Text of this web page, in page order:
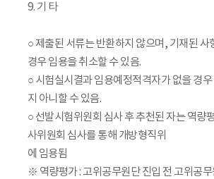
9. 기 타
○ 제출된 서류는 반환하지 않으며, 기재된 사
경우 임용을 취소할 수 있음.
○ 시험실시결과 임용예정적격자가 없을 경
지 아니할 수 있음.
○ 선발시험위원회 심사 후 추천된 자는 역량
사위원회 심사를 통해 개방형직위
에 임용됨
※ 역량평가 : 고위공무원단 진입 전 고위공